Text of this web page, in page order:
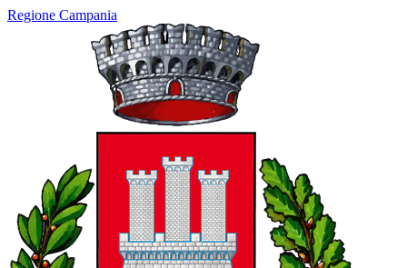
Regione Campania